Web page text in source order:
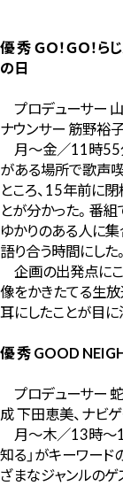
優 秀 ＧＯ！ＧＯ！
の日
プロデューサー 山
ナウンサー 筋野裕
月～金／11時55
がある場所で歌声
ところ、15年前に
とが分かった。番
ゆかりのある人に
語り合う時間にした。
企画の出発点に
像をかきたてる生
耳にしたことが目に
優 秀 GOOD
プロデューサー 蛇
成 下田恵美、ナビ
月～木／13時～
知る」がキーワード
ざまなジャンルのゲ